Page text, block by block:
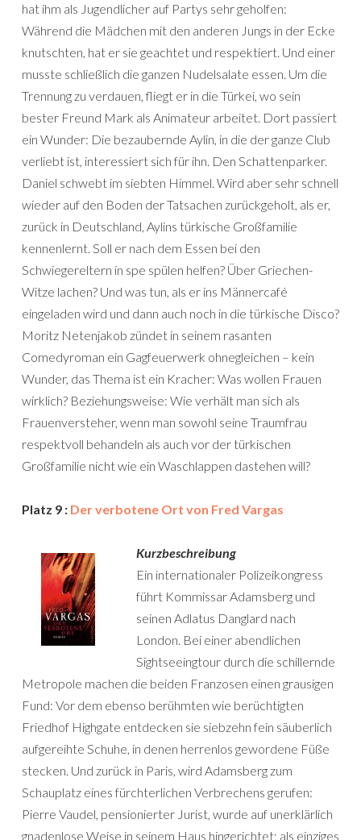
hat ihm als Jugendlicher auf Partys sehr geholfen:
Während die Mädchen mit den anderen Jungs in der Ecke
knutschten, hat er sie geachtet und respektiert. Und einer
musste schließlich die ganzen Nudelsalate essen. Um die
Trennung zu verdauen, fliegt er in die Türkei, wo sein
bester Freund Mark als Animateur arbeitet. Dort passiert
ein Wunder: Die bezaubernde Aylin, in die der ganze Club
verliebt ist, interessiert sich für ihn. Den Schattenparker.
Daniel schwebt im siebten Himmel. Wird aber sehr schnell
wieder auf den Boden der Tatsachen zurückgeholt, als er,
zurück in Deutschland, Aylins türkische Großfamilie
kennenlernt. Soll er nach dem Essen bei den
Schwiegereltern in spe spülen helfen? Über Griechen-
Witze lachen? Und was tun, als er ins Männercafé
eingeladen wird und dann auch noch in die türkische Disco?
Moritz Netenjakob zündet in seinem rasanten
Comedyroman ein Gagfeuerwerk ohnegleichen – kein
Wunder, das Thema ist ein Kracher: Was wollen Frauen
wirklich? Beziehungsweise: Wie verhält man sich als
Frauenversteher, wenn man sowohl seine Traumfrau
respektvoll behandeln als auch vor der türkischen
Großfamilie nicht wie ein Waschlappen dastehen will?
Platz 9 : Der verbotene Ort von Fred Vargas
Kurzbeschreibung
Ein internationaler Polizeikongress
führt Kommissar Adamsberg und
seinen Adlatus Danglard nach
London. Bei einer abendlichen
Sightseeingtour durch die schillernde
Metropole machen die beiden Franzosen einen grausigen
Fund: Vor dem ebenso berühmten wie berüchtigten
Friedhof Highgate entdecken sie siebzehn fein säuberlich
aufgereihte Schuhe, in denen herrenlos gewordene Füße
stecken. Und zurück in Paris, wird Adamsberg zum
Schauplatz eines fürchterlichen Verbrechens gerufen:
Pierre Vaudel, pensionierter Jurist, wurde auf unerklärlich
gnadenlose Weise in seinem Haus hingerichtet; als einziges